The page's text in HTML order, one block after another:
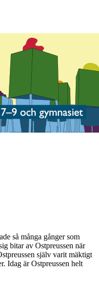
så många gånger som
bitar av Ostpreussen när
själv varit mäktigt
Idag är Ostpreussen helt